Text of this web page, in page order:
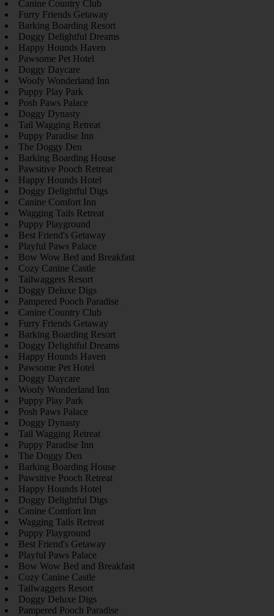
Canine Country Club
Furry Friends Getaway
Barking Boarding Resort
Doggy Delightful Dreams
Happy Hounds Haven
Pawsome Pet Hotel
Doggy Daycare
Woofy Wonderland Inn
Puppy Play Park
Posh Paws Palace
Doggy Dynasty
Tail Wagging Retreat
Puppy Paradise Inn
The Doggy Den
Barking Boarding House
Pawsitive Pooch Retreat
Happy Hounds Hotel
Doggy Delightful Digs
Canine Comfort Inn
Wagging Tails Retreat
Puppy Playground
Best Friend's Getaway
Playful Paws Palace
Bow Wow Bed and Breakfast
Cozy Canine Castle
Tailwaggers Resort
Doggy Deluxe Digs
Pampered Pooch Paradise
Canine Country Club
Furry Friends Getaway
Barking Boarding Resort
Doggy Delightful Dreams
Happy Hounds Haven
Pawsome Pet Hotel
Doggy Daycare
Woofy Wonderland Inn
Puppy Play Park
Posh Paws Palace
Doggy Dynasty
Tail Wagging Retreat
Puppy Paradise Inn
The Doggy Den
Barking Boarding House
Pawsitive Pooch Retreat
Happy Hounds Hotel
Doggy Delightful Digs
Canine Comfort Inn
Wagging Tails Retreat
Puppy Playground
Best Friend's Getaway
Playful Paws Palace
Bow Wow Bed and Breakfast
Cozy Canine Castle
Tailwaggers Resort
Doggy Deluxe Digs
Pampered Pooch Paradise